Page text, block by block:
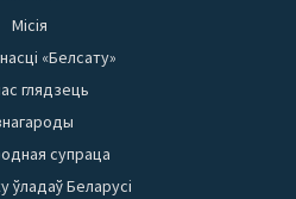
Місія
«Белсату»
глядзець
супраца
ўладаў Беларусі